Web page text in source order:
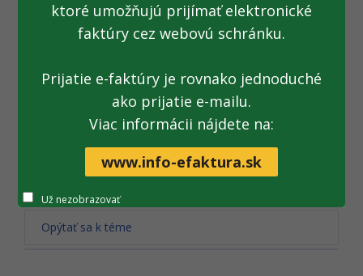
Fotogaléria k TS z 22.07.2021: Nelegálne cigarety v igelitke
Všetky fotogalérie
Opýtať sa k téme
ktoré umožňujú prijímať elektronické
faktúry cez webovú schránku.
Prijatie e-faktúry je rovnako jednoduché
ako prijatie e-mailu.
Viac informácii nájdete na:
www.info-efaktura.sk
Už nezobrazovať